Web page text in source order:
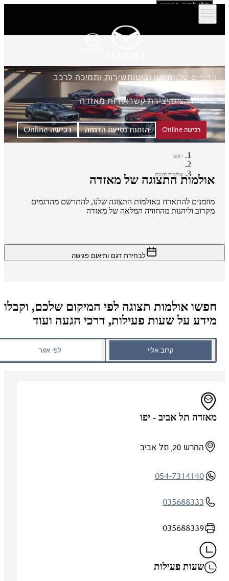
דלג לתוכן המרכזי
הדגמים שלנומימון וביטוחשירות ותמיכה לרכב
אולמות תצוגהיצירת קשראודות מאזדה
רכישה Online הזמנת נסיעת הדגמה רכישה Online
ראשי
אולמות תצוגה
אולמות התצוגה של מאזדה
מוזמנים להתארח באולמות התצוגה שלנו, להתרשם מהדגמים
מקרוב וליהנות מהחוויה המלאה של מאזדה
לבחירת דגם ותיאום פגישה
חפשו אולמות תצוגה לפי המיקום שלכם, וקבלו
מידע על שעות פעילות, דרכי הגעה ועוד
קרוב אליי לפי אזור
מאזדה תל אביב - יפו
החרש 20, תל אביב
054-7314140
035688333
035688339
שעות פעילות